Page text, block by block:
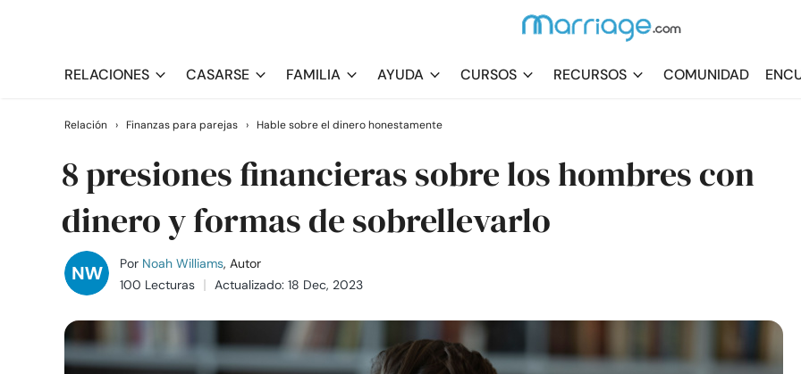
RELACIONES CASARSE FAMILIA AYUDA CURSOS RECURSOS COMUNIDAD
Relación › Finanzas para parejas › Hable sobre el dinero honestamente
8 presiones financieras sobre los hombres con
dinero y formas de sobrellevarlo
Por Noah Williams, Autor
100 Lecturas
Actualizado: 18 Dec, 2023